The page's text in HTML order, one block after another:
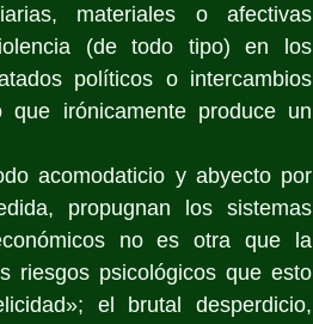
materiales o afectivas
(de todo tipo) en los
políticos o intercambios
irónicamente produce un
acomodaticio y abyecto por
propugnan los sistemas
no es otra que la
riesgos psicológicos que esto
el brutal desperdicio,